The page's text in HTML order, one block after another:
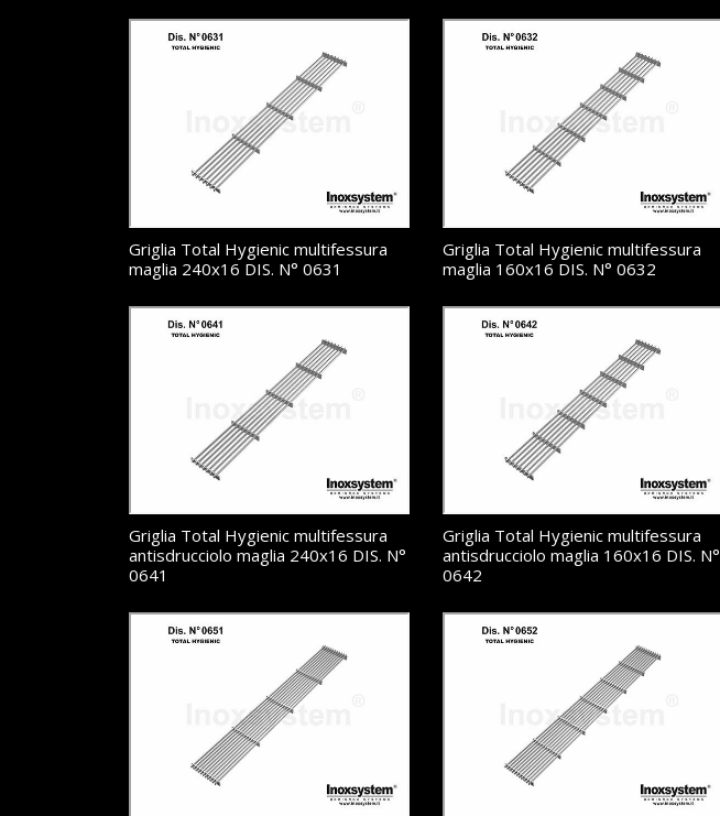
Griglia Total Hygienic multifessura
maglia 240x16 DIS. N° 0631
Griglia Total Hygienic multifessura
maglia 160x16 DIS. N° 0632
Griglia Total Hygienic multifessura
antisdrucciolo maglia 240x16 DIS. N°
0641
Griglia Total Hygienic multifessura
antisdrucciolo maglia 160x16 DIS. N°
0642